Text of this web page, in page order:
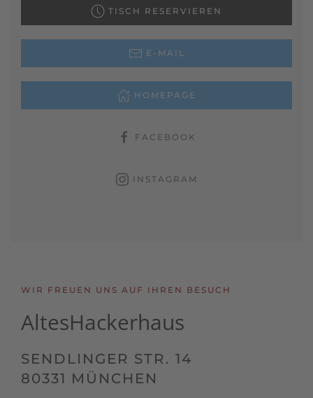
TISCH RESERVIEREN
E-MAIL
HOMEPAGE
FACEBOOK
INSTAGRAM
WIR FREUEN UNS AUF IHREN BESUCH
AltesHackerhaus
SENDLINGER STR. 14
80331 MÜNCHEN